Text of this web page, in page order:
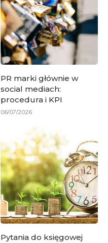
PR marki głównie w
social mediach:
procedura i KPI
06/07/2026
Pytania do księgowej